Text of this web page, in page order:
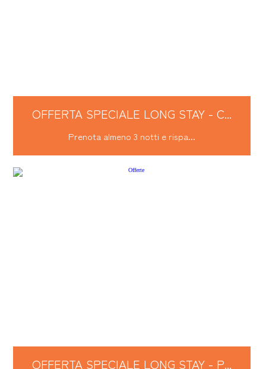
OFFERTA SPECIALE LONG STAY - C...
Prenota almeno 3 notti e rispa...
OFFERTA SPECIALE LONG STAY - P...